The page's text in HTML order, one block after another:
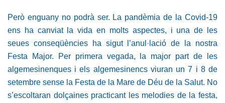
Però enguany no podrà ser. La pandèmia de la Covid-19
ens ha canviat la vida en molts aspectes, i una de les
seues conseqüències ha sigut l’anul·lació de la nostra
Festa Major. Per primera vegada, la major part de les
algemesinenques i els algemesinencs viuran un 7 i 8 de
setembre sense la Festa de la Mare de Déu de la Salut. No
s’escoltaran dolçaines practicant les melodies de la festa,